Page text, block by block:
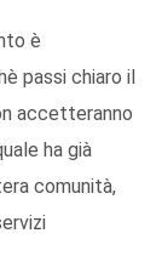
è
passi chiaro il
accetteranno
ha già
comunità,